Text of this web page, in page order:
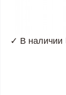
✓ В наличии